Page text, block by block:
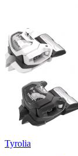
Tyrolia